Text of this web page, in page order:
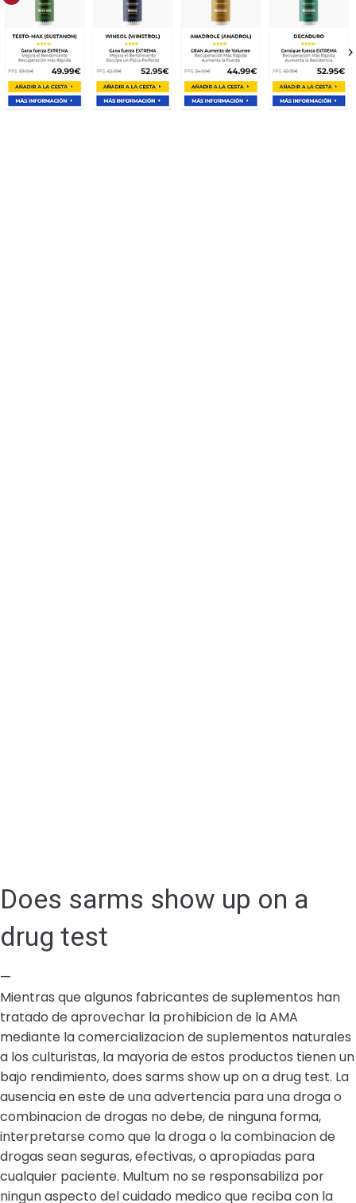
Does sarms show up on a
drug test
—
Mientras que algunos fabricantes de suplementos han
tratado de aprovechar la prohibicion de la AMA
mediante la comercializacion de suplementos naturales
a los culturistas, la mayoria de estos productos tienen un
bajo rendimiento, does sarms show up on a drug test. La
ausencia en este de una advertencia para una droga o
combinacion de drogas no debe, de ninguna forma,
interpretarse como que la droga o la combinacion de
drogas sean seguras, efectivas, o apropiadas para
cualquier paciente. Multum no se responsabiliza por
ningun aspecto del cuidado medico que reciba con la